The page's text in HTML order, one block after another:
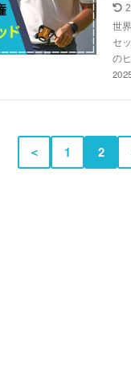
世
セ
の
＜ 1 2